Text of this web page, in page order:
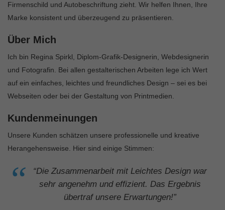
Firmenschild und Autobeschriftung zieht. Wir helfen Ihnen, Ihre
Marke konsistent und überzeugend zu präsentieren.
Über Mich
Ich bin Regina Spirkl, Diplom-Grafik-Designerin, Webdesignerin
und Fotografin. Bei allen gestalterischen Arbeiten lege ich Wert
auf ein einfaches, leichtes und freundliches Design – sei es bei
Webseiten oder bei der Gestaltung von Printmedien.
Kundenmeinungen
Unsere Kunden schätzen unsere professionelle und kreative
Herangehensweise. Hier sind einige Stimmen:
“Die Zusammenarbeit mit Leichtes Design war
sehr angenehm und effizient. Das Ergebnis
übertraf unsere Erwartungen!”